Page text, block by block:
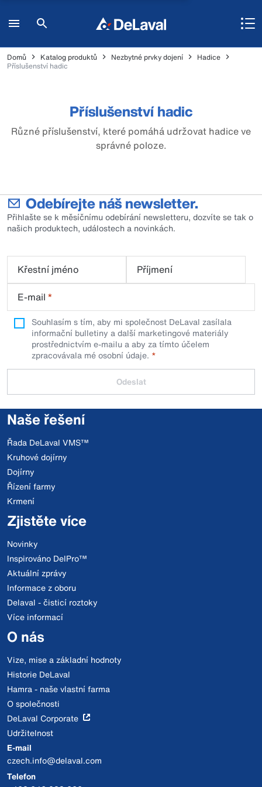
Domů Katalog produktů Nezbytné prvky dojení
Hadice
Příslušenství hadic
Příslušenství hadic
Různé příslušenství, které pomáhá udržovat hadice ve
správné poloze.
Odebírejte náš newsletter.
Přihlašte se k měsíčnímu odebírání newsletteru, dozvíte se tak o
našich produktech, událostech a novinkách.
Křestní jméno
Příjmení
E-mail *
Souhlasím s tím, aby mi společnost DeLaval zasílala
informační bulletiny a další marketingové materiály
prostřednictvím e-mailu a aby za tímto účelem
zpracovávala mé osobní údaje.
Odeslat
Naše řešení
Řada DeLaval VMS™
Kruhové dojírny
Dojírny
Řízení farmy
Krmení
Zjistěte více
Novinky
Inspirováno DelPro™
Aktuální zprávy
Informace z oboru
Delaval - čisticí roztoky
Více informací
O nás
Vize, mise a základní hodnoty
Historie DeLaval
Hamra - naše vlastní farma
O společnosti
DeLaval Corporate
Udržitelnost
E-mail
czech.info@delaval.com
Telefon